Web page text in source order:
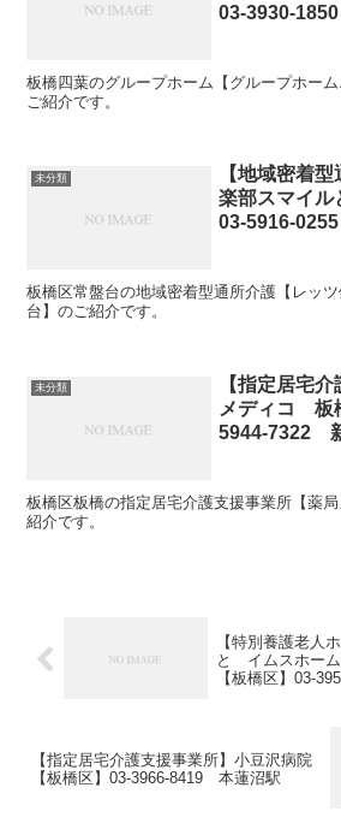
03-3930-
板橋四葉のグループホーム【グループホー
ご紹介です。
未分類
【地域密着
楽部スマイル
03-5916-
板橋区常盤台の地域密着型通所介護【レッ
台】のご紹介です。
未分類
【指定居宅
メディコ 板
5944-7322
板橋区板橋の指定居宅介護支援事業所【薬
紹介です。
【特別養護老人
と イムスホー
【板橋区】03-
【指定居宅介護支援事業所】小豆沢病院
【板橋区】03-3966-8419 本蓮沼駅